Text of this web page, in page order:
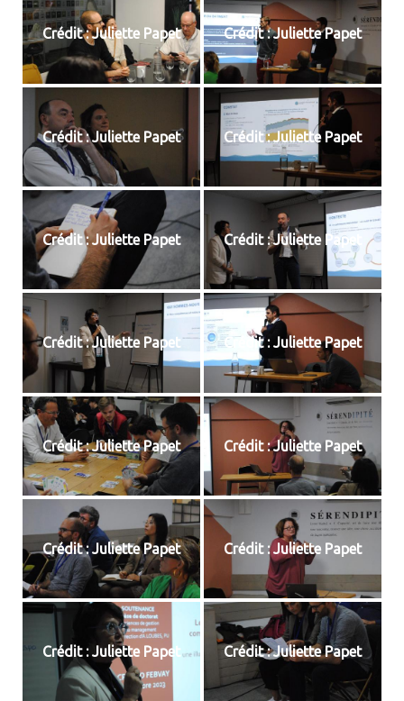
Crédit : Juliette Papet Crédit : Juliette Papet
Crédit : Juliette Papet Crédit : Juliette Papet
Crédit : Juliette Papet Crédit : Juliette Papet
Crédit : Juliette Papet Crédit : Juliette Papet
Crédit : Juliette Papet Crédit : Juliette Papet
Crédit : Juliette Papet Crédit : Juliette Papet
Crédit : Juliette Papet Crédit : Juliette Papet